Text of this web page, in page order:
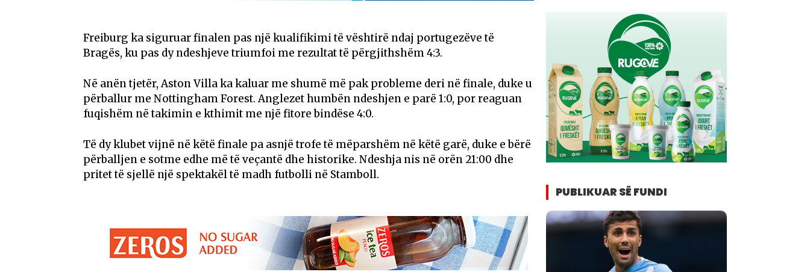
Freiburg ka siguruar finalen pas një kualifikimi të vështirë ndaj portugezëve të
Bragës, ku pas dy ndeshjeve triumfoi me rezultat të përgjithshëm 4:3.
Në anën tjetër, Aston Villa ka kaluar me shumë më pak probleme deri në finale, duke u
përballur me Nottingham Forest. Anglezet humbën ndeshjen e parë 1:0, por reaguan
fuqishëm në takimin e kthimit me një fitore bindëse 4:0.
Të dy klubet vijnë në këtë finale pa asnjë trofe të mëparshëm në këtë garë, duke e bërë
përballjen e sotme edhe më të veçantë dhe historike. Ndeshja nis në orën 21:00 dhe
pritet të sjellë një spektakël të madh futbolli në Stamboll.
PUBLIKUAR SË FUNDI